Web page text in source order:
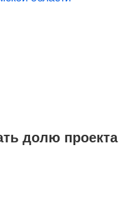
долю проекта